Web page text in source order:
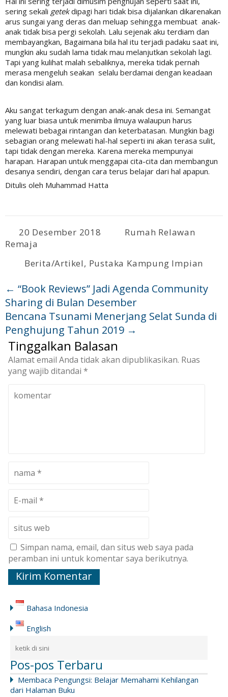
sering sekali getekdipagi hari tidak bisa dijalankan dikarenakan
arus sungai yang deras dan meluap sehingga membuat anak-
anak tidak bisa pergi sekolah. Lalu sejenak aku terdiam dan
membayangkan, Bagaimana bila hal itu terjadi padaku saat ini,
mungkin aku sudah lama tidak mau melanjutkan sekolah lagi.
Tapi yang kulihat malah sebaliknya, mereka tidak pernah
merasa mengeluh seakan selalu berdamai dengan keadaan
dan kondisi alam.
Aku sangat terkagum dengan anak-anak desa ini. Semangat
yang luar biasa untuk menimba ilmuya walaupun harus
melewati bebagai rintangan dan keterbatasan. Mungkin bagi
sebagian orang melewati hal-hal seperti ini akan terasa sulit,
tapi tidak dengan mereka. Karena mereka mempunyai
harapan. Harapan untuk menggapai cita-cita dan membangun
desanya sendiri, dengan cara terus belajar dari hal apapun.
Ditulis oleh Muhammad Hatta
20 Desember 2018
Rumah Relawan
Remaja
Berita/Artikel, Pustaka Kampung Impian
← “Book Reviews” Jadi Agenda Community
Sharing di Bulan Desember
Bencana Tsunami Menerjang Selat Sunda di
Penghujung Tahun 2019 →
Tinggalkan Balasan
Alamat email Anda tidak akan dipublikasikan. Ruas
yang wajib ditandai *
Simpan nama, email, dan situs web saya pada
peramban ini untuk komentar saya berikutnya.
Bahasa Indonesia
English
Pos-pos Terbaru
Membaca Pengungsi: Belajar Memahami Kehilangan
dari Halaman Buku